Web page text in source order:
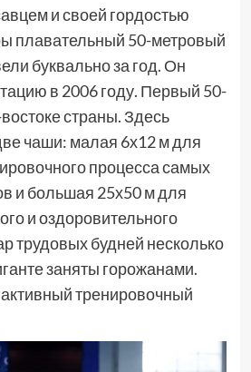
и своей гордостью
плавательный 50-метровый
буквально за год. Он
в 2006 году. Первый 50-
страны. Здесь
чаши: малая 6х12 м для
процесса самых
и большая 25х50 м для
и оздоровительного
трудовых будней несколько
заняты горожанами.
тренировочный